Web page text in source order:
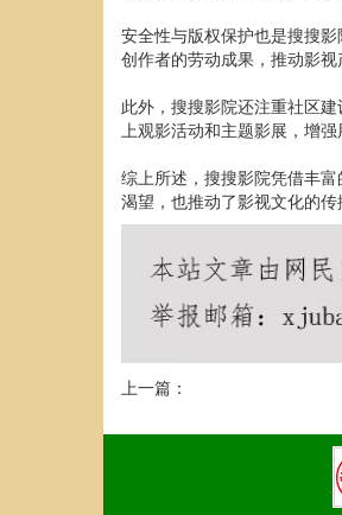
安全性与版权保护也是搜搜
创作者的劳动成果，推动影视
此外，搜搜影院还注重社区
上观影活动和主题影展，增强
综上所述，搜搜影院凭借丰
渴望，也推动了影视文化的
上一篇：